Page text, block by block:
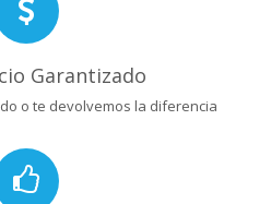
Garantizado
o te devolvemos la diferencia